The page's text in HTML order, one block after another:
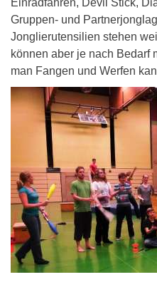
Einradfahren, Devil Stick,
Gruppen- und
Jonglierutensilien stehen
können aber je nach Bedarf
man Fangen und Werfen